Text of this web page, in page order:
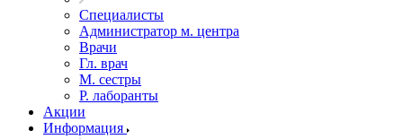
Специалисты
Администратор м. центра
Врачи
Гл. врач
М. сестры
Р. лаборанты
Акции
Информация